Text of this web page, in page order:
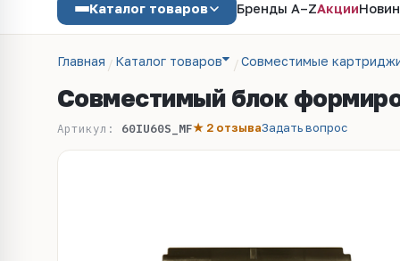
Каталог товаров Бренды A–ZАкции
Главная Каталог товаров Совместимые
Совместимый блок
Артикул: 60IU60S_MF★ 2 отзываЗадать вопрос